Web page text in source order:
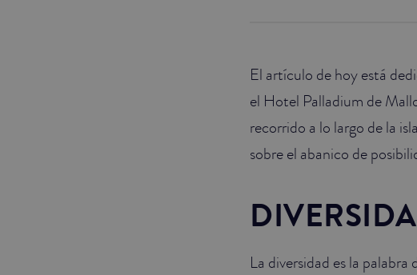
El artículo de hoy está
el Hotel Palladium de
recorrido a lo largo de la
sobre el abanico de
La diversidad es la